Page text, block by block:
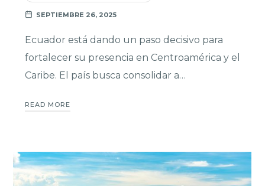
SEPTIEMBRE 26, 2025
Ecuador está dando un paso decisivo para
fortalecer su presencia en Centroamérica y el
Caribe. El país busca consolidar a…
READ MORE